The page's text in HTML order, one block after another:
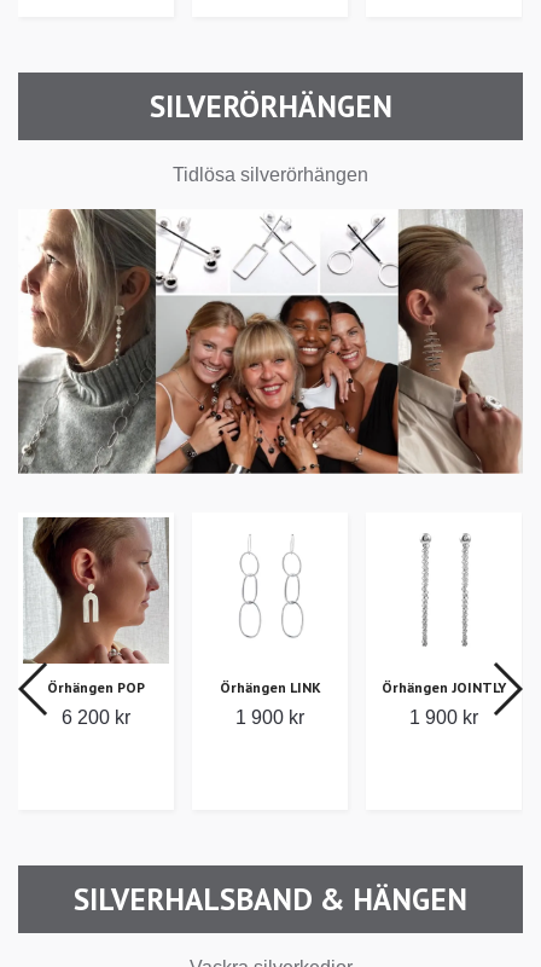
SILVERÖRHÄNGEN
Tidlösa silverörhängen
Örhängen POP
6 200 kr
Örhängen LINK
1 900 kr
Örhängen JOINTLY
1 900 kr
SILVERHALSBAND & HÄNGEN